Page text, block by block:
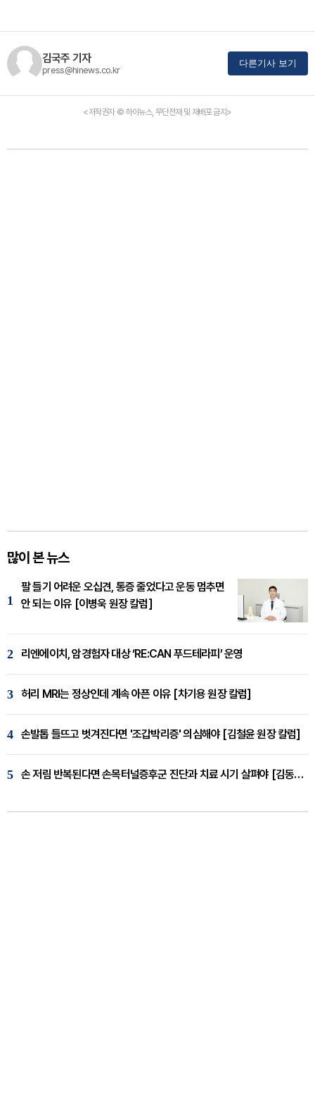
김국주 기자
press@hinews.co.kr
다른기사 보기
<저작권자 © 하이뉴스, 무단전재 및 재배포 금지>
많이 본 뉴스
1
팔 들기 어려운 오십견, 통증 줄었다고 운동 멈추면
안 되는 이유 [이병욱 원장 칼럼]
2 리엔에이치, 암경험자 대상 ‘RE:CAN 푸드테라피’ 운영
3 허리 MRI는 정상인데 계속 아픈 이유 [차기용 원장 칼럼]
4 손발톱 들뜨고 벗겨진다면 '조갑박리증' 의심해야 [김철윤 원장 칼럼]
5 손 저림 반복된다면 손목터널증후군 진단과 치료 시기 살펴야 [김동현 원장 칼럼]